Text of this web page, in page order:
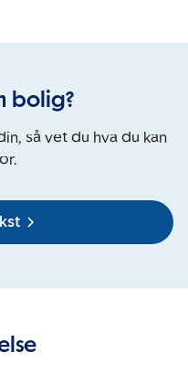
bolig?
så vet du hva du kan